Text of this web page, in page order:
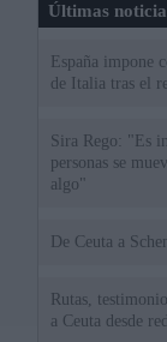
Últimas
España impone
de Italia tras el
Sira Rego: "Es
personas se
algo"
De
Rutas,
a Ceuta desde